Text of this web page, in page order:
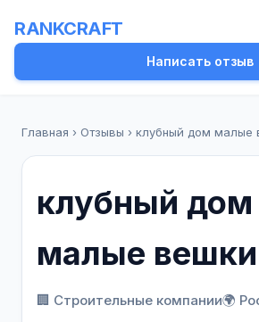
RANKCRAFT
Написать отзыв
Главная › Отзывы › клубный дом малые
клубный дом
малые вешки
🏢 Строительные компании🌍